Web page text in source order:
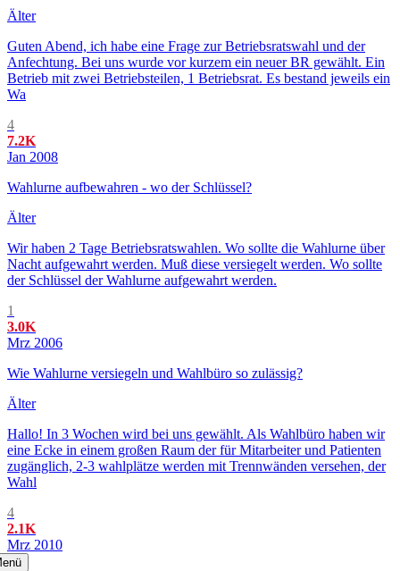
Älter
Guten Abend, ich habe eine Frage zur Betriebsratswahl und der
Anfechtung. Bei uns wurde vor kurzem ein neuer BR gewählt. Ein
Betrieb mit zwei Betriebsteilen, 1 Betriebsrat. Es bestand jeweils ein
Wa
4
7.2K
Jan 2008
Wahlurne aufbewahren - wo der Schlüssel?
Älter
Wir haben 2 Tage Betriebsratswahlen. Wo sollte die Wahlurne über
Nacht aufgewahrt werden. Muß diese versiegelt werden. Wo sollte
der Schlüssel der Wahlurne aufgewahrt werden.
1
3.0K
Mrz 2006
Wie Wahlurne versiegeln und Wahlbüro so zulässig?
Älter
Hallo! In 3 Wochen wird bei uns gewählt. Als Wahlbüro haben wir
eine Ecke in einem großen Raum der für Mitarbeiter und Patienten
zugänglich, 2-3 wahlplätze werden mit Trennwänden versehen, der
Wahl
4
2.1K
Mrz 2010